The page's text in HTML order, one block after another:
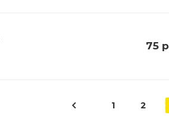
75
1 2